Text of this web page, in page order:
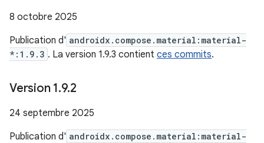
8 octobre 2025
Publication d' androidx.compose.material:material-
*:1.9.3 . La version 1.9.3 contient ces commits.
Version 1.9.2
24 septembre 2025
Publication d' androidx.compose.material:material-